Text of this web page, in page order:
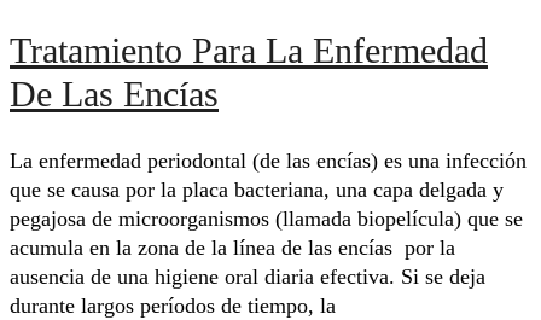
Tratamiento Para La Enfermedad
De Las Encías
La enfermedad periodontal (de las encías) es una infección
que se causa por la placa bacteriana, una capa delgada y
pegajosa de microorganismos (llamada biopelícula) que se
acumula en la zona de la línea de las encías por la
ausencia de una higiene oral diaria efectiva. Si se deja
durante largos períodos de tiempo, la